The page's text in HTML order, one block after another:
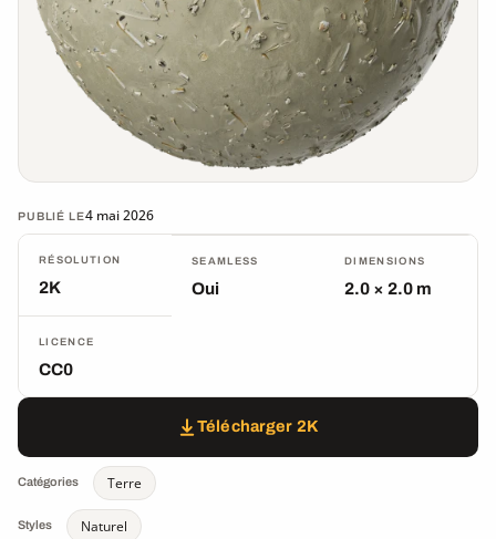
PUBLIÉ LE4 mai 2026
RÉSOLUTION
2K
SEAMLESS
Oui
DIMENSIONS
2.0 × 2.0 m
LICENCE
CC0
Télécharger 2K
Catégories Terre
Styles Naturel